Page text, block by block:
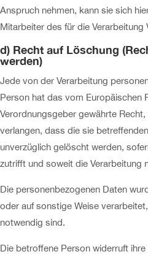
Anspruch nehmen, kann sie sich
Mitarbeiter des für die Verarbeitung
d) Recht auf Löschung
werden)
Jede von der Verarbeitung
Person hat das vom Europäischen
Verordnungsgeber gewährte
verlangen, dass die sie
unverzüglich gelöscht werden,
zutrifft und soweit die Verarbeitung
Die personenbezogenen Daten
oder auf sonstige Weise
notwendig sind.
Die betroffene Person widerruft